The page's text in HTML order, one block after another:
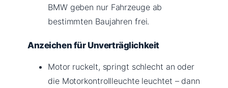
BMW geben nur Fahrzeuge ab
bestimmten Baujahren frei.
Anzeichen für Unverträglichkeit
Motor ruckelt, springt schlecht an oder
die Motorkontrollleuchte leuchtet – dann